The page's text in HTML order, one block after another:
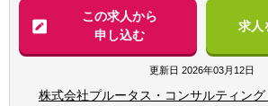
【歓迎要件】
■監査法人や税理士法人
■公認会計士、税理士、
資格
■プレゼンテーション能
価業務を軸に、特別委員
シャル・アドバイザリー
されているサービスラ
がら、柔軟かつ裁量あ
制の下、幅広い業務に
この求人から
申し込む
求人
更新日 2026年03月12日
株式会社プルータス・コンサルティン